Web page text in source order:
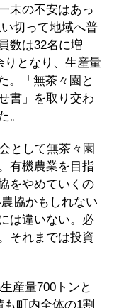
末の不安はあっ
切って地域へ普
数は32名に増
りとなり、生産量
。「無茶々園と
書」を取り交わ
。
として無茶々園
有機農業を目指
をやめていくの
協かもしれない
は違いない。必
それまでは投資
産量700トンと
町内全体の1割